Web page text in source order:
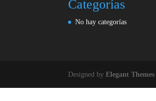
Categorías
No hay categorías
Designed byElegant Themes